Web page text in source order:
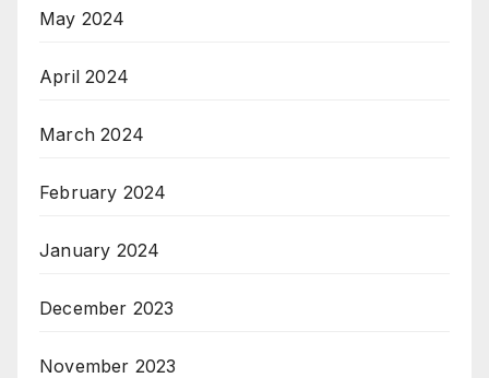
May 2024
April 2024
March 2024
February 2024
January 2024
December 2023
November 2023